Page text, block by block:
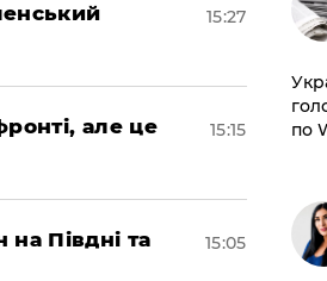
15:27
але це
15:15
Півдні та
15:05
по